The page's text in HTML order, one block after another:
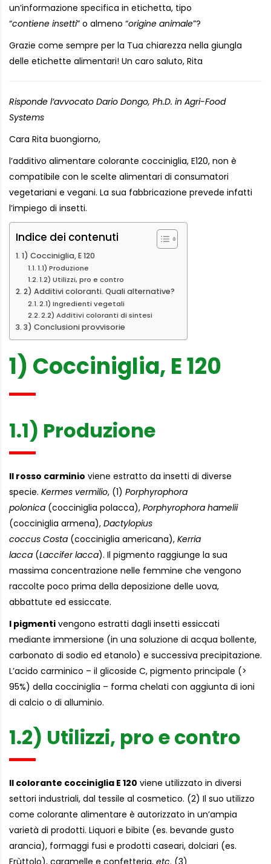
un’informazione specifica in etichetta, tipo
“contiene insetti” o almeno “origine animale”?
Grazie come sempre per la Tua chiarezza nella giungla
delle etichette alimentari! Un caro saluto, Rita
Risponde l’avvocato Dario Dongo, Ph.D. in Agri-Food
Systems
Cara Rita buongiorno,
l’additivo alimentare colorante cocciniglia, E120, non è
compatibile con le scelte alimentari di consumatori
vegetariani e vegani. La sua fabbricazione prevede infatti
l’impiego di insetti.
Indice dei contenuti
1) Cocciniglia, E 120
1.1) Produzione
1.2) Utilizzi, pro e contro
2) Additivi coloranti. Quali alternative?
2.1) Ingredienti vegetali
2.2) Additivi coloranti di sintesi
3) Conclusioni provvisorie
1) Cocciniglia, E 120
1.1) Produzione
Il rosso carminio viene estratto da insetti di diverse
specie. Kermes vermilio, (1) Porphyrophora
polonica (cocciniglia polacca), Porphyrophora hamelii
(cocciniglia armena), Dactylopius
coccus Costa (cocciniglia americana), Kerria
lacca (Laccifer lacca). Il pigmento raggiunge la sua
massima concentrazione nelle femmine che vengono
raccolte poco prima della deposizione delle uova,
abbattute ed essiccate.
I pigmenti vengono estratti dagli insetti essiccati
mediante immersione (in una soluzione di acqua bollente,
carbonato di sodio ed etanolo) e successiva precipitazione.
L’acido carminico – il glicoside C, pigmento principale (>
95%) della cocciniglia – forma chelati con aggiunta di ioni
di calcio o di alluminio.
1.2) Utilizzi, pro e contro
Il colorante cocciniglia E 120 viene utilizzato in diversi
settori industriali, dal tessile al cosmetico. (2) Il suo utilizzo
come colorante alimentare è autorizzato in un’ampia
varietà di prodotti. Liquori e bibite (es. bevande gusto
arancia), formaggi fusi e prodotti caseari, dolciari (es.
Frùttolo), caramelle e confetteria, etc. (3)